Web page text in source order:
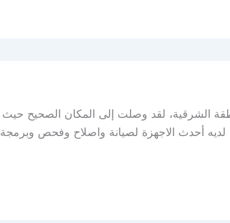
الشرقية، لقد وصلت إلى المكان الصحيح حيث
أحدث الاجهزة لصيانة واصلاح وفحص